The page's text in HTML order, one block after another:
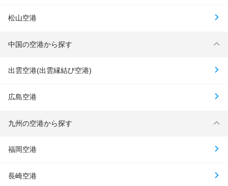
松山空港
中国の空港から探す
出雲空港(出雲縁結び空港)
広島空港
九州の空港から探す
福岡空港
長崎空港